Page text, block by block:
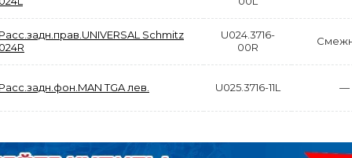
Расс.задн.прав.UNIVERSAL Schmitz
024R
U024.3716-
00R
Расс.задн.фон.MAN TGA лев. U025.3716-11L —